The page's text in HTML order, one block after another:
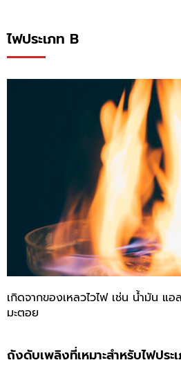
ไฟประเภท B
เกิดจากของเหลวไวไฟ เช่น น้ำมัน แ
มะตอย
ถังดับเพลิงที่เหมาะสำหรับไฟประ